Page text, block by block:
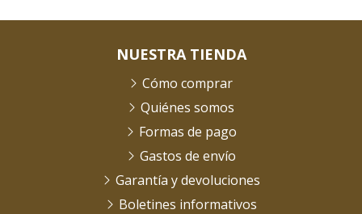
NUESTRA TIENDA
Cómo comprar
Quiénes somos
Formas de pago
Gastos de envío
Garantía y devoluciones
Boletines informativos